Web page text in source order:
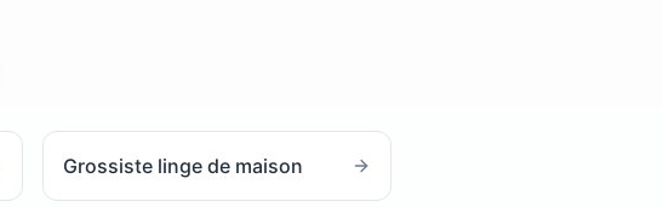
Grossiste linge de maison